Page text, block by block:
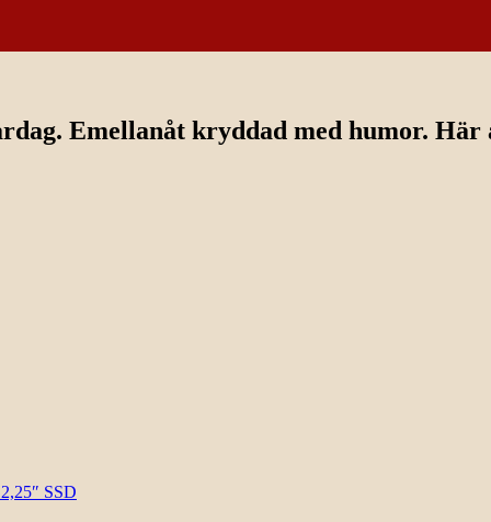
Emellanåt kryddad med humor.
SSD